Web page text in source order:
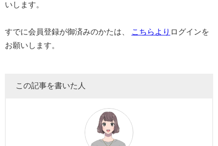
いします。
すでに会員登録が御済みのかたは、 こちらより ログインを
お願いします。
この記事を書いた人